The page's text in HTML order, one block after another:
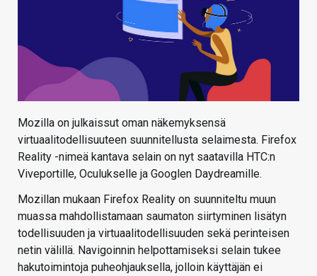
Mozilla on julkaissut oman näkemyksensä
virtuaalitodellisuuteen suunnitellusta selaimesta. Firefox
Reality -nimeä kantava selain on nyt saatavilla HTC:n
Viveportille, Oculukselle ja Googlen Daydreamille.
Mozillan mukaan Firefox Reality on suunniteltu muun
muassa mahdollistamaan saumaton siirtyminen lisätyn
todellisuuden ja virtuaalitodellisuuden sekä perinteisen
netin välillä. Navigoinnin helpottamiseksi selain tukee
hakutoimintoja puheohjauksella, jolloin käyttäjän ei